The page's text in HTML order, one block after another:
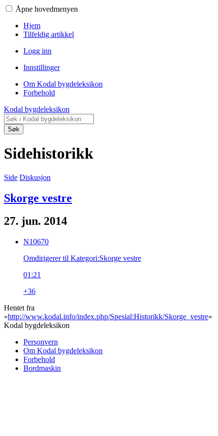
Åpne hovedmenyen
Hjem
Tilfeldig artikkel
Logg inn
Innstillinger
Om Kodal bygdeleksikon
Forbehold
Kodal bygdeleksikon
Søk
Sidehistorikk
Side Diskusjon
Skorge vestre
27. jun. 2014
N10670
Omdirigerer til Kategori:Skorge vestre
01:21
+36
Hentet fra
«http://www.kodal.info/index.php/Spesial:Historikk/Skorge_vestre»
Kodal bygdeleksikon
Personvern
Om Kodal bygdeleksikon
Forbehold
Bordmaskin